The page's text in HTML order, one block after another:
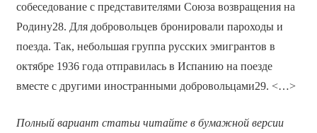
собеседование с представителями Союза возвращения на
Родину28. Для добровольцев бронировали пароходы и
поезда. Так, небольшая группа русских эмигрантов в
октябре 1936 года отправилась в Испанию на поезде
вместе с другими иностранными добровольцами29. <…>
Полный вариант статьи читайте в бумажной версии